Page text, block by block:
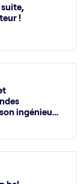
suite,
!
ingénieur